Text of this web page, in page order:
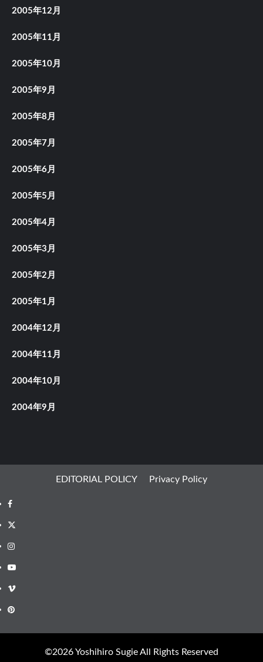
2005年12月
2005年11月
2005年10月
2005年9月
2005年8月
2005年7月
2005年6月
2005年5月
2005年4月
2005年3月
2005年2月
2005年1月
2004年12月
2004年11月
2004年10月
2004年9月
EDITORIAL POLICY Privacy Policy
Facebook
X
Instagram
Youtube
Vimeo
Pinterest
©︎2026 Yoshihiro Sugie All Rights Reserved